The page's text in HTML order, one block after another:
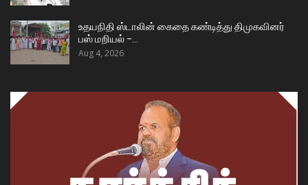
உதயநிதி ஸ்டாலின் கைதை கண்டித்து திமுகவினர்
பஸ் மறியல் –…
Aug 4, 2026